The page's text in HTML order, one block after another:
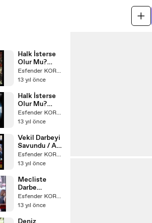
Halk İsterse
Olur Mu?
Bölüm - 1 / Ara
Haber - TV 8
Esfender KORKMAZ
13 yıl önce
Halk İsterse
Olur Mu?
Bölüm - 2 /
Ara Haber -
Esfender KORKMAZ
13 yıl önce
Vekil Darbeyi
Savundu / Ara
Haber -
Samanyolu
Esfender KORKMAZ
13 yıl önce
Mecliste
Darbe
Tartışmaası /
Ara Haber -
Esfender KORKMAZ
13 yıl önce